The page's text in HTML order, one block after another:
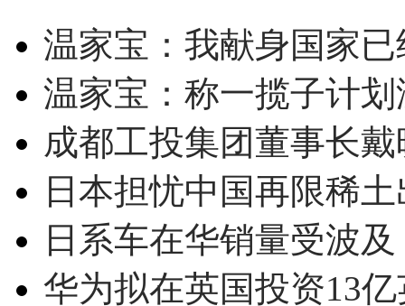
温家宝：我献身国家
温家宝：称一揽子计
成都工投集团董事长
日本担忧中国再限稀
日系车在华销量受波
华为拟在英国投资13